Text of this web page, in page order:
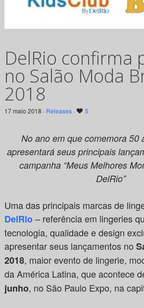
DelRio confirma
no Salão Moda
2018
17 maio 2018 · Releases· 5
No ano em que comemora 50
apresentará seus principais
campanha “Meus Melhores
DelRio”
Uma das principais marcas de
DelRio– referência em lingeries
tecnologia, qualidade e design
apresentar seus lançamentos no
2018, maior evento de lingerie,
da América Latina, que acontece
junho, no São Paulo Expo, na